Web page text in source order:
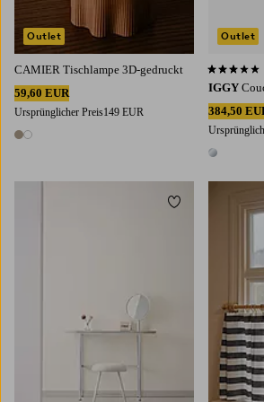
CAMIER Tischlampe 3D-gedruckt
59,60 EUR
Ursprünglicher Preis149 EUR
2 Farben
Outlet
IGGY
384,50
1 Farbe
3,0
Outlet
Zu Favoriten